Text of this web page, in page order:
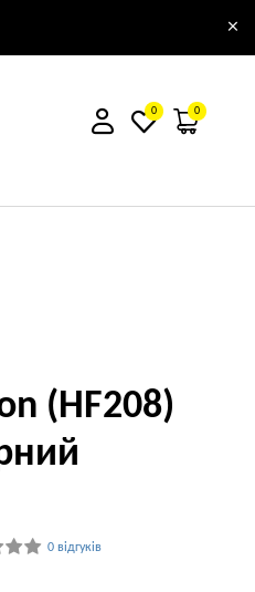
×
0 0
(HF208)
0 відгуків